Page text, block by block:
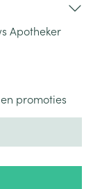
Apotheker
promoties